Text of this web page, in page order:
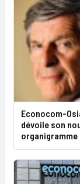
Econocom-
dévoile son
organigramme